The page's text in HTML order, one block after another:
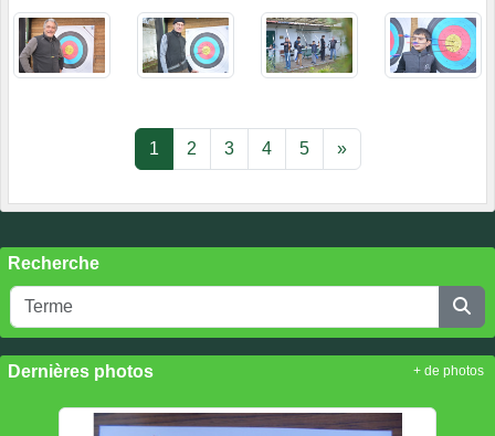
1 2 3 4 5 »
Recherche
Dernières photos + de photos